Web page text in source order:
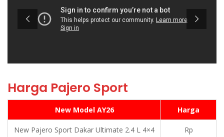
Harga Pajero Sport
New Model AY26 Harga
New Pajero Sport Dakar Ultimate 2.4 L 4×4
Rp